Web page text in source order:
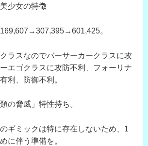
少女の特徴
。
ラスなのでバーサーカークラスに攻
エゴクラスに攻防不利、フォーリナ
利、防御不利。
の脅威」特性持ち。
ギミックは特に存在しないため、1
に伴う準備を。